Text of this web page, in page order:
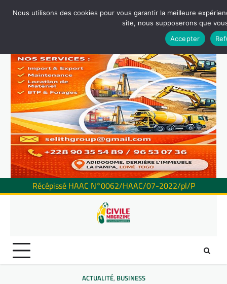
Récépissé HAAC N°0062/HAAC/07-2022/pl/P
ACTUALITÉ, BUSINESS
Nous utilisons des cookies pour vous garantir la meilleure
site, nous supposerons que
Accepter